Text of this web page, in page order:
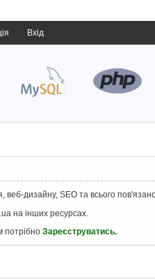
Вхід
дизайну, SEO та всього
на інших ресурсах.
потрібно Зареєструватись.